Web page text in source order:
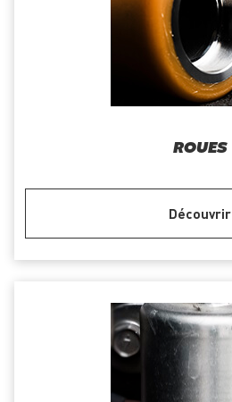
ROUES
Découvrir